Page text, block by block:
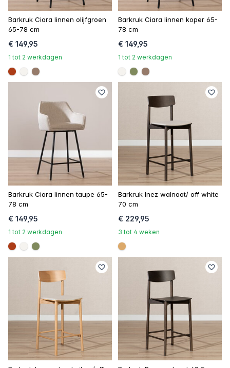
Barkruk Ciara linnen olijfgroen
65-78 cm
€ 149,95
1 tot 2 werkdagen
#ac3c17
#f5f3ef#967b6a
Barkruk Ciara linnen koper 65-
78 cm
€ 149,95
1 tot 2 werkdagen
#f5f3ef
#808a5d
#967b6a
Barkruk Ciara linnen taupe 65-
78 cm
€ 149,95
1 tot 2 werkdagen
#ac3c17
#f5f3ef#808a5d
Barkruk Inez walnoot/ off white
70 cm
€ 229,95
3 tot 4 weken
#dca96a